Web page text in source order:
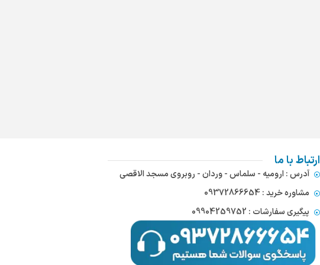
ارتباط با ما
آدرس : ارومیه - سلماس - وردان - روبروی مسجد الاقصی
مشاوره خرید : 09372866654
پیگیری سفارشات : 09904259752